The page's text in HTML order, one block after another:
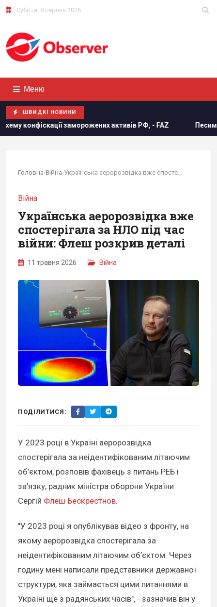
Субота, 8 серпня 2026
Меню
ШВИДКІ НОВИНИ
заморожених активів РФ, - FAZ Песимізм повернувся
Головна›Війна›
Війна
Українська аеророзвідка вже
спостерігала за НЛО під час
війни: Флеш розкрив деталі
11 травня 2026 Війна
ПОДІЛИТИСЯ:
У 2023 році в Україні аеророзвідка
спостерігала за неідентифікованим літаючим
об’єктом, розповів фахівець з питань РЕБ і
зв’язку, радник міністра оборони України
Сергій Флеш Бескрестнов.
"У 2023 році я опублікував відео з фронту, на
якому аеророзвідка спостерігала за
неідентифікованим літаючим об’єктом. Через
годину мені написали представники державної
структури, яка займається цими питаннями в
Україні ще з радянських часів", - зазначив він у